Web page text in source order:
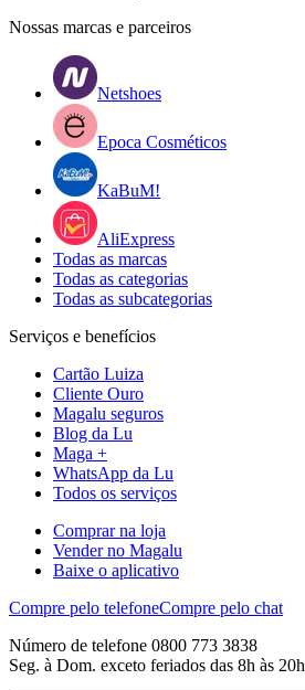
Nossas marcas e parceiros
Netshoes
Epoca Cosméticos
KaBuM!
AliExpress
Todas as marcas
Todas as categorias
Todas as subcategorias
Serviços e benefícios
Cartão Luiza
Cliente Ouro
Magalu seguros
Blog da Lu
Maga +
WhatsApp da Lu
Todos os serviços
Comprar na loja
Vender no Magalu
Baixe o aplicativo
Compre pelo telefoneCompre pelo chat
Número de telefone 0800 773 3838
Seg. à Dom. exceto feriados das 8h às 20h